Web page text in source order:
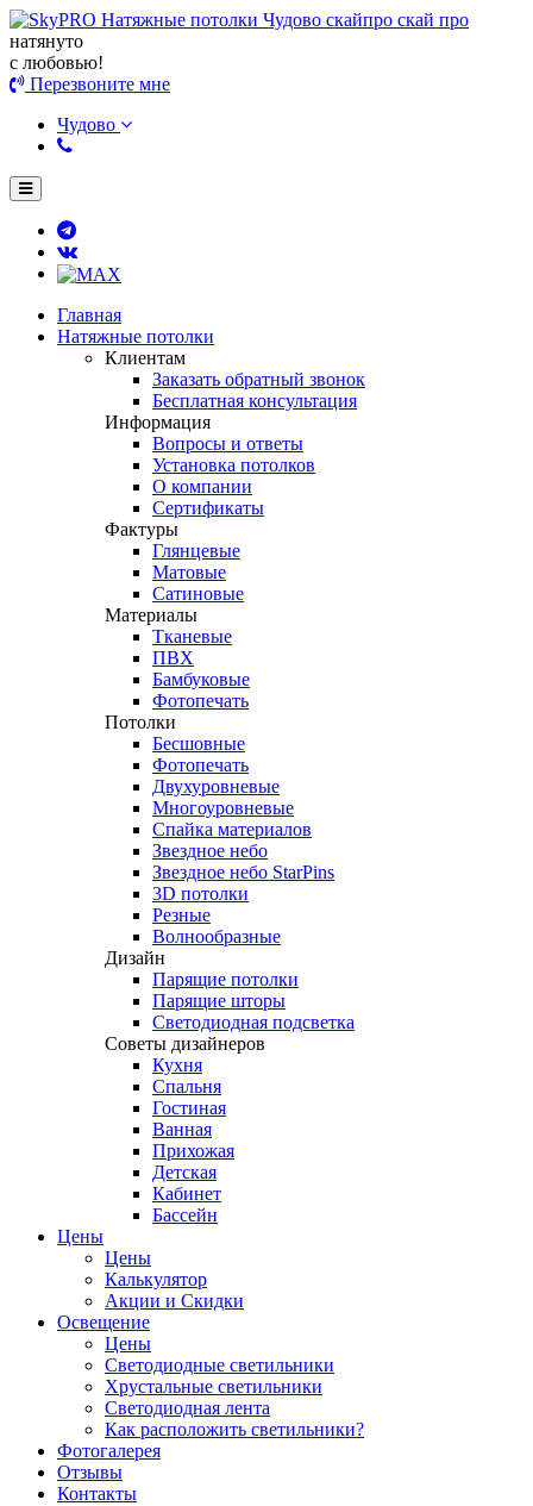
натянуто
с любовью!
Перезвоните мне
Чудово
Главная
Натяжные потолки
Клиентам
Заказать обратный звонок
Бесплатная консультация
Информация
Вопросы и ответы
Установка потолков
О компании
Сертификаты
Фактуры
Глянцевые
Матовые
Сатиновые
Материалы
Тканевые
ПВХ
Бамбуковые
Фотопечать
Потолки
Бесшовные
Фотопечать
Двухуровневые
Многоуровневые
Спайка материалов
Звездное небо
Звездное небо StarPins
3D потолки
Резные
Волнообразные
Дизайн
Парящие потолки
Парящие шторы
Светодиодная подсветка
Советы дизайнеров
Кухня
Спальня
Гостиная
Ванная
Прихожая
Детская
Кабинет
Бассейн
Цены
Цены
Калькулятор
Акции и Скидки
Освещение
Цены
Светодиодные светильники
Хрустальные светильники
Светодиодная лента
Как расположить светильники?
Фотогалерея
Отзывы
Контакты